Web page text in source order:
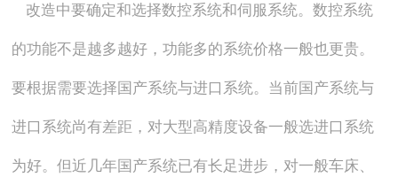
改造中要确定和选择数控系统和伺服系统。数控系统
的功能不是越多越好，功能多的系统价格一般也更贵。
要根据需要选择国产系统与进口系统。当前国产系统与
进口系统尚有差距，对大型高精度设备一般选进口系统
为好。但近几年国产系统已有长足进步，对一般车床、